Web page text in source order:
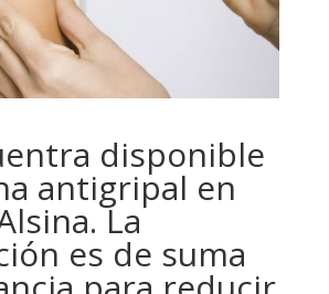
disponible
antigripal en
La
es de suma